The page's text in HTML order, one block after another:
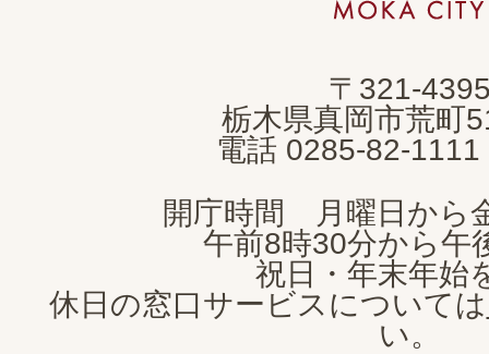
市
CITY
〒321-
栃木県真岡市荒町
電話 0285-82-1111
開庁時間 月曜日から
午前8時30分から午
祝日・年末年始
休日の窓口サービスについては
い。